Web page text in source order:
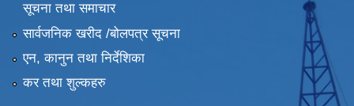
सूचना तथा समाचार
सार्वजनिक खरीद /बोलपत्र सूचना
एन, कानुन तथा निर्देशिका
कर तथा शुल्कहरु